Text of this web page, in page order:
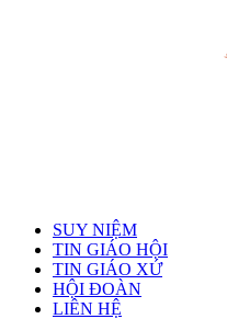
SUY NIỆM
TIN GIÁO HỘI
TIN GIÁO XỨ
HỘI ĐOÀN
LIÊN HỆ